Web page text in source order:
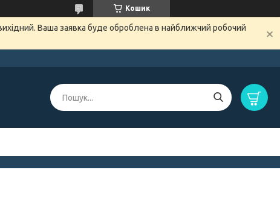
Кошик
Ваша заявка буде оброблена в найближчий робочий